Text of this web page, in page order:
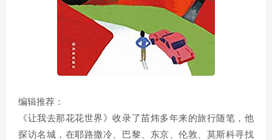
编辑推荐：
《让我去那花花世界》收录了苗炜多年来的旅行随笔，他
探访名城，在耶路撒冷、巴黎、东京、伦敦、莫斯科寻找